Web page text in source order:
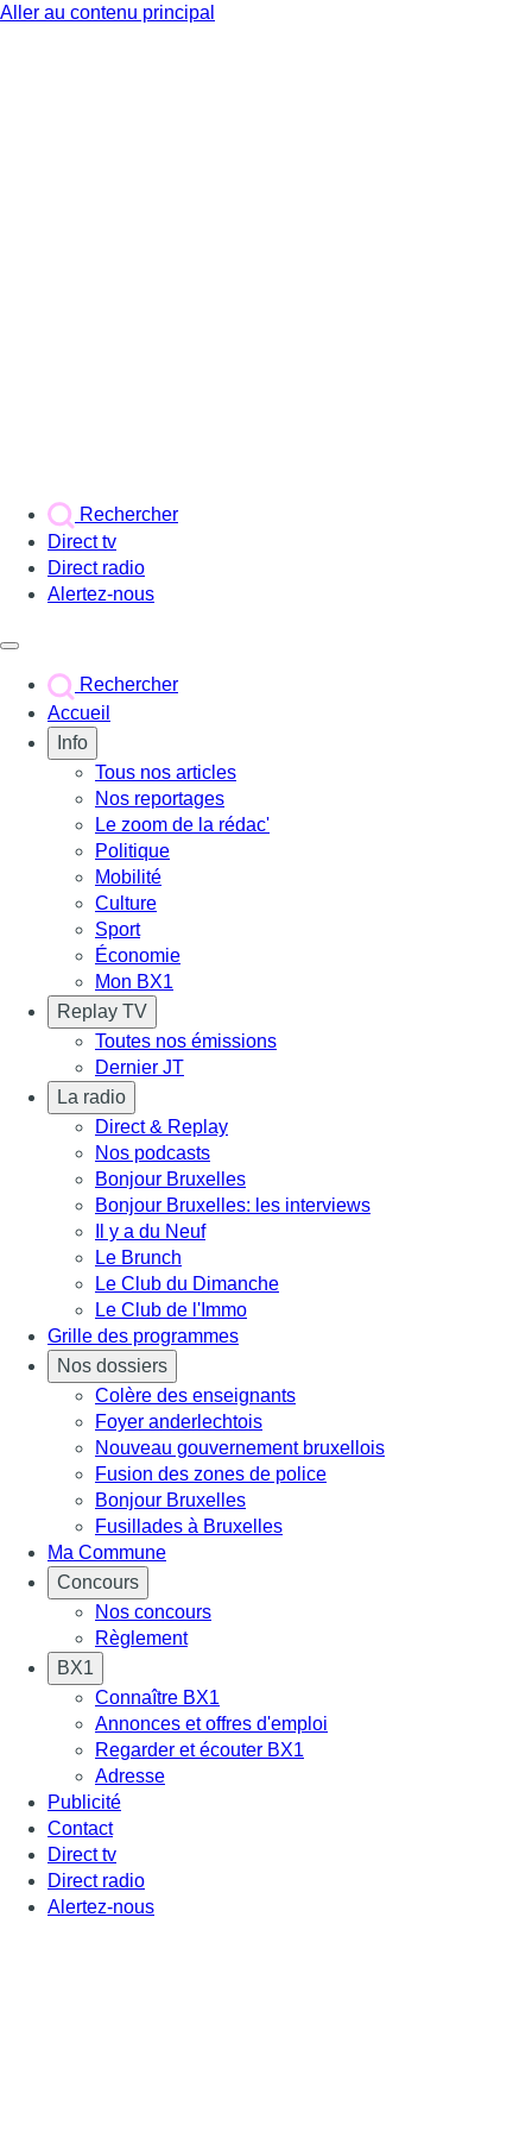
Aller au contenu principal
Rechercher
Direct tv
Direct radio
Alertez-nous
Rechercher
Accueil
Info
Tous nos articles
Nos reportages
Le zoom de la rédac'
Politique
Mobilité
Culture
Sport
Économie
Mon BX1
Replay TV
Toutes nos émissions
Dernier JT
La radio
Direct & Replay
Nos podcasts
Bonjour Bruxelles
Bonjour Bruxelles: les interviews
Il y a du Neuf
Le Brunch
Le Club du Dimanche
Le Club de l'Immo
Grille des programmes
Nos dossiers
Colère des enseignants
Foyer anderlechtois
Nouveau gouvernement bruxellois
Fusion des zones de police
Bonjour Bruxelles
Fusillades à Bruxelles
Ma Commune
Concours
Nos concours
Règlement
BX1
Connaître BX1
Annonces et offres d'emploi
Regarder et écouter BX1
Adresse
Publicité
Contact
Direct tv
Direct radio
Alertez-nous